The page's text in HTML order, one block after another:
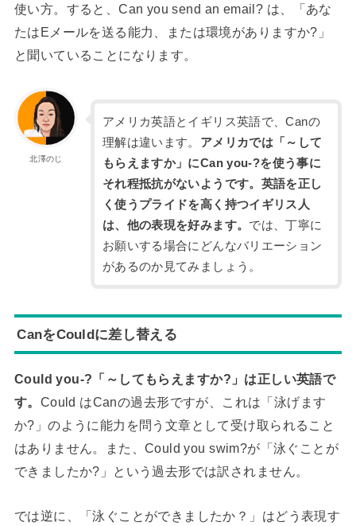
使い方。すると、Can you send an email? は、「あな
たはEメールを送る能力、または環境がありますか?」
と聞いていることになります。
北澤のじ
アメリカ英語とイギリス英語で、Canの
理解は違います。 アメリカでは「～して
もらえますか」にCan you-?を使う事に
それ程抵抗がないようです。英語を正し
く使うプライドを高く持つイギリス人
は、他の表現を好みます。 では、丁寧に
お願いする場合にどんなバリエーション
があるのか見てみましょう。
CanをCouldに差し替える
Could you-?「～してもらえますか?」は正しい英語で
す。 Could はCanの過去形ですが、これは「泳げます
か?」のように能力を問う文章として受け取られること
はありません。また、Could you swim?が「泳ぐことが
できましたか?」という過去形では訳されません。
では逆に、「泳ぐことができましたか？」はどう表現す